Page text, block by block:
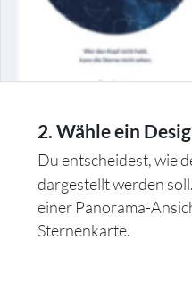
2. Wähle ein
Du entscheidest, wie
dargestellt werden
einer Panorama-
Sternenkarte.